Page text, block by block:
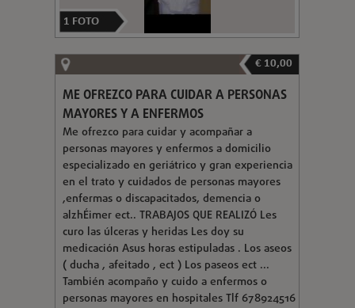
1 FOTO
€ 10,00
ME OFREZCO PARA CUIDAR A PERSONAS
MAYORES Y A ENFERMOS
Me ofrezco para cuidar y acompañar a
personas mayores y enfermos a domicilio
especializado en geriátrico y gran experiencia
en el trato y cuidados de personas mayores
,enfermas o discapacitados, demencia o
alzhÉimer ect.. TRABAJOS QUE REALIZÓ Les
curo las úlceras y heridas Les doy su
medicación Asus horas estipuladas . Los aseos
( ducha , afeitado , ect ) Los paseos ect ...
También acompaño y cuido a enfermos o
personas mayores en hospitales Tlf 678924516